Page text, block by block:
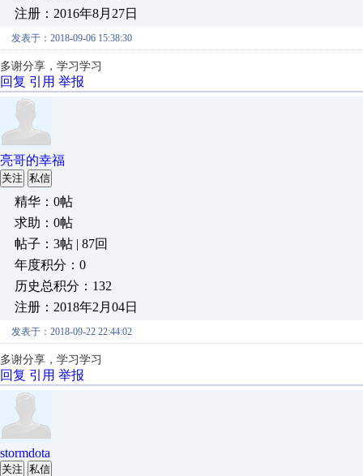
注册：2016年8月27日
发表于：2018-09-06 15:38:30
多谢分享，学习学习
回复 引用 举报
亮哥的幸福
关注 私信
精华：0帖
求助：0帖
帖子：3帖 | 87回
年度积分：0
历史总积分：132
注册：2018年2月04日
发表于：2018-09-22 22:44:02
多谢分享，学习学习
回复 引用 举报
stormdota
关注 私信